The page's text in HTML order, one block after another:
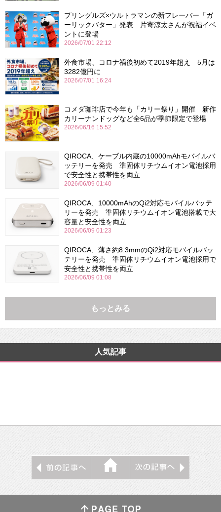
プリングルズ×ウルトラマンの新フレーバー「ガ
ーリックバター」発表 片寄涼太さんが祝福イベ
ントに登場
2026/07/01 22:12
外食市場、コロナ禍後初めて2019年超え 5月は
3282億円に
2026/07/01 16:24
コメダ珈琲店で今年も「カリー祭り」開催 新作
カリーナンドッグなど全6品が季節限定で登場
2026/06/16 15:52
QIROCA、ケーブル内蔵の10000mAhモバイルバ
ッテリーを発売 準固体リチウムイオン電池採用
で安全性と携帯性を両立
2026/06/09 01:40
QIROCA、10000mAhのQi2対応モバイルバッテ
リーを発売 準固体リチウムイオン電池搭載で大
容量と安全性を両立
2026/06/09 01:23
QIROCA、薄さ約8.3mmのQi2対応モバイルバッ
テリーを発売 準固体リチウムイオン電池採用で
安全性と携帯性を両立
2026/06/09 01:08
もっとみる
人気記事